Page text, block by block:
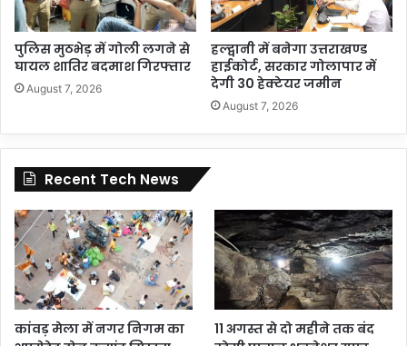
पुलिस मुठभेड़ में गोली लगने से
घायल शातिर बदमाश गिरफ्तार
August 7, 2026
हल्द्वानी में बनेगा उत्तराखण्ड
हाईकोर्ट, सरकार गोलापार में
देगी 30 हेक्टेयर जमीन
August 7, 2026
Recent Tech News
कांवड़ मेला में नगर निगम का
11 अगस्त से दो महीने तक बंद